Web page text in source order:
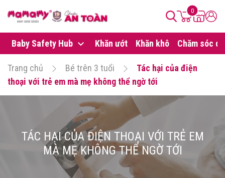
0
Baby Safety Hub Khăn ướt Khăn khô Chăm sóc da
Trang chủ Bé trên 3 tuổi
Tác hại của điện
thoại với trẻ em mà mẹ không thể ngờ tới
TÁC HẠI CỦA ĐIỆN THOẠI VỚI TRẺ EM
MÀ MẸ KHÔNG THỂ NGỜ TỚI